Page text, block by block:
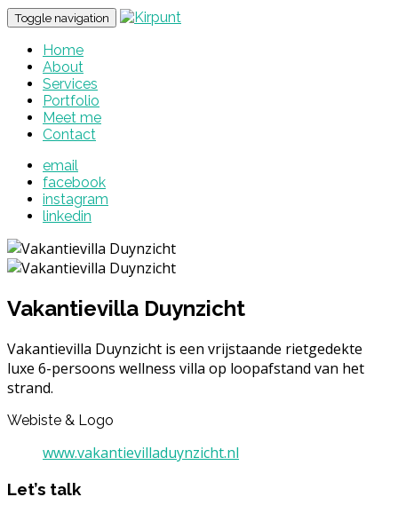
Toggle navigation
Home
About
Services
Portfolio
Meet me
Contact
email
facebook
instagram
linkedin
Vakantievilla Duynzicht
Vakantievilla Duynzicht is een vrijstaande rietgedekte
luxe 6-persoons wellness villa op loopafstand van het
strand.
Webiste & Logo
www.vakantievilladuynzicht.nl
Let’s talk